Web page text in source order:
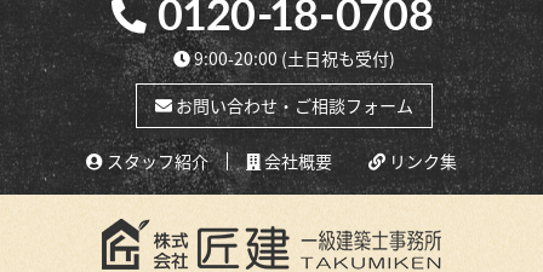
9:00-20:00(土日祝も受付)
お問い合わせ・ご相談フォーム
スタッフ紹介 会社概要 リンク集